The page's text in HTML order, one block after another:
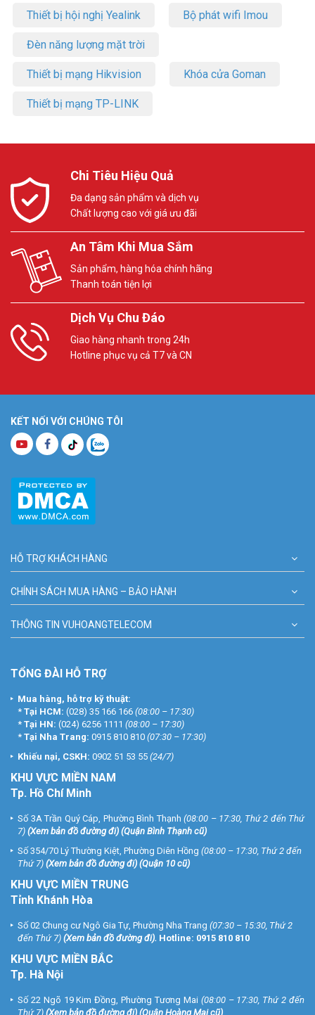
Thiết bị hội nghị Yealink Bộ phát wifi Imou
Đèn năng lượng mặt trời
Thiết bị mạng Hikvision Khóa cửa Goman
Thiết bị mạng TP-LINK
Chi Tiêu Hiệu Quả
Đa dạng sản phẩm và dịch vụ
Chất lượng cao với giá ưu đãi
An Tâm Khi Mua Sắm
Sản phẩm, hàng hóa chính hãng
Thanh toán tiện lợi
Dịch Vụ Chu Đáo
Giao hàng nhanh trong 24h
Hotline phục vụ cả T7 và CN
KẾT NỐI VỚI CHÚNG TÔI
HỖ TRỢ KHÁCH HÀNG
CHÍNH SÁCH MUA HÀNG – BẢO HÀNH
THÔNG TIN VUHOANGTELECOM
TỔNG ĐÀI HỖ TRỢ
Mua hàng, hỗ trợ kỹ thuật:
* Tại HCM: (028) 35 166 166 (08:00 – 17:30)
* Tại HN: (024) 6256 1111 (08:00 – 17:30)
* Tại Nha Trang: 0915 810 810 (07:30 – 17:30)
Khiếu nại, CSKH: 0902 51 53 55 (24/7)
KHU VỰC MIỀN NAM
Tp. Hồ Chí Minh
Số 3A Trần Quý Cáp, Phường Bình Thạnh (08:00 – 17:30, Thứ 2 đến Thứ
7) (Xem bản đồ đường đi) (Quận Bình Thạnh cũ)
Số 354/70 Lý Thường Kiệt, Phường Diên Hồng (08:00 – 17:30, Thứ 2 đến
Thứ 7) (Xem bản đồ đường đi) (Quận 10 cũ)
KHU VỰC MIỀN TRUNG
Tỉnh Khánh Hòa
Số 02 Chung cư Ngô Gia Tự, Phường Nha Trang (07:30 – 15:30, Thứ 2
đến Thứ 7) (Xem bản đồ đường đi). Hotline: 0915 810 810
KHU VỰC MIỀN BẮC
Tp. Hà Nội
Số 22 Ngõ 19 Kim Đồng, Phường Tương Mai (08:00 – 17:30, Thứ 2 đến
Thứ 7) (Xem bản đồ đường đi) (Quận Hoàng Mai cũ)